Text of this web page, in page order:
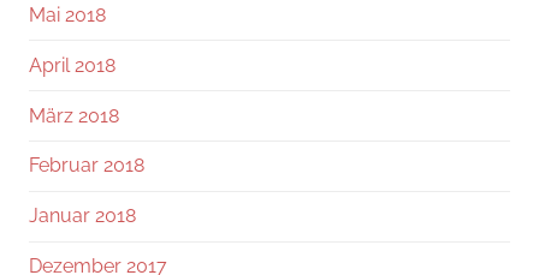
Mai 2018
April 2018
März 2018
Februar 2018
Januar 2018
Dezember 2017